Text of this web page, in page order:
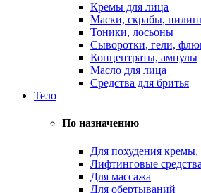
Кремы для лица
Маски, скрабы,
Тоники, лосьоны
Сыворотки, гели,
Концентраты, ампулы
Масло для лица
Средства для бритья
Тело
По назначению
Для похудения кремы,
Лифтинговые средства
Для массажа
Для обертываний